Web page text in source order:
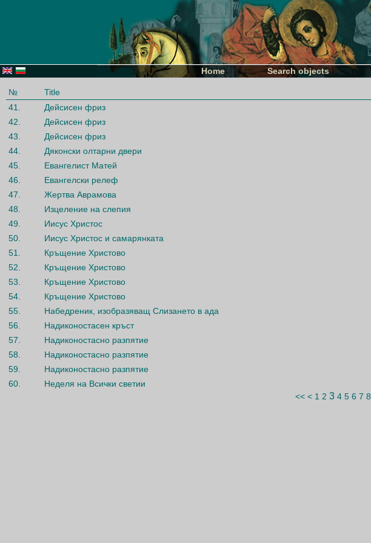
Home Search objects
№ Title
41.
Дейсисен фриз
42.
Дейсисен фриз
43.
Дейсисен фриз
44.
Дяконски олтарни двери
45.
Евангелист Матей
46.
Евангелски релеф
47.
Жертва Аврамова
48.
Изцеление на слепия
49.
Иисус Христос
50.
Иисус Христос и самарянката
51.
Кръщение Христово
52.
Кръщение Христово
53.
Кръщение Христово
54.
Кръщение Христово
55.
Набедреник, изобразяващ Слизането в ада
56.
Надиконостасен кръст
57.
Надиконостасно разпятие
58.
Надиконостасно разпятие
59.
Надиконостасно разпятие
60.
Неделя на Всички светии
<< < 1 2 3 4 5 6 7 8